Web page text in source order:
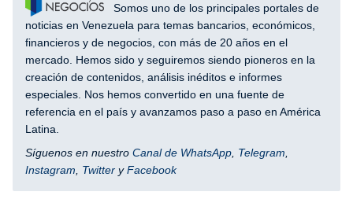
Somos uno de los principales portales de
noticias en Venezuela para temas bancarios, económicos,
financieros y de negocios, con más de 20 años en el
mercado. Hemos sido y seguiremos siendo pioneros en la
creación de contenidos, análisis inéditos e informes
especiales. Nos hemos convertido en una fuente de
referencia en el país y avanzamos paso a paso en América
Latina.
Síguenos en nuestro Canal de WhatsApp Telegram
Instagram
Twitter yFacebook